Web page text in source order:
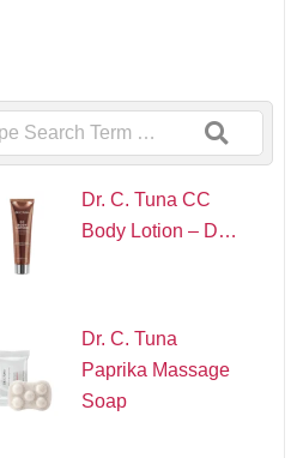
Dr. C. Tuna CC
Body Lotion – D…
Dr. C. Tuna
Paprika Massage
Soap